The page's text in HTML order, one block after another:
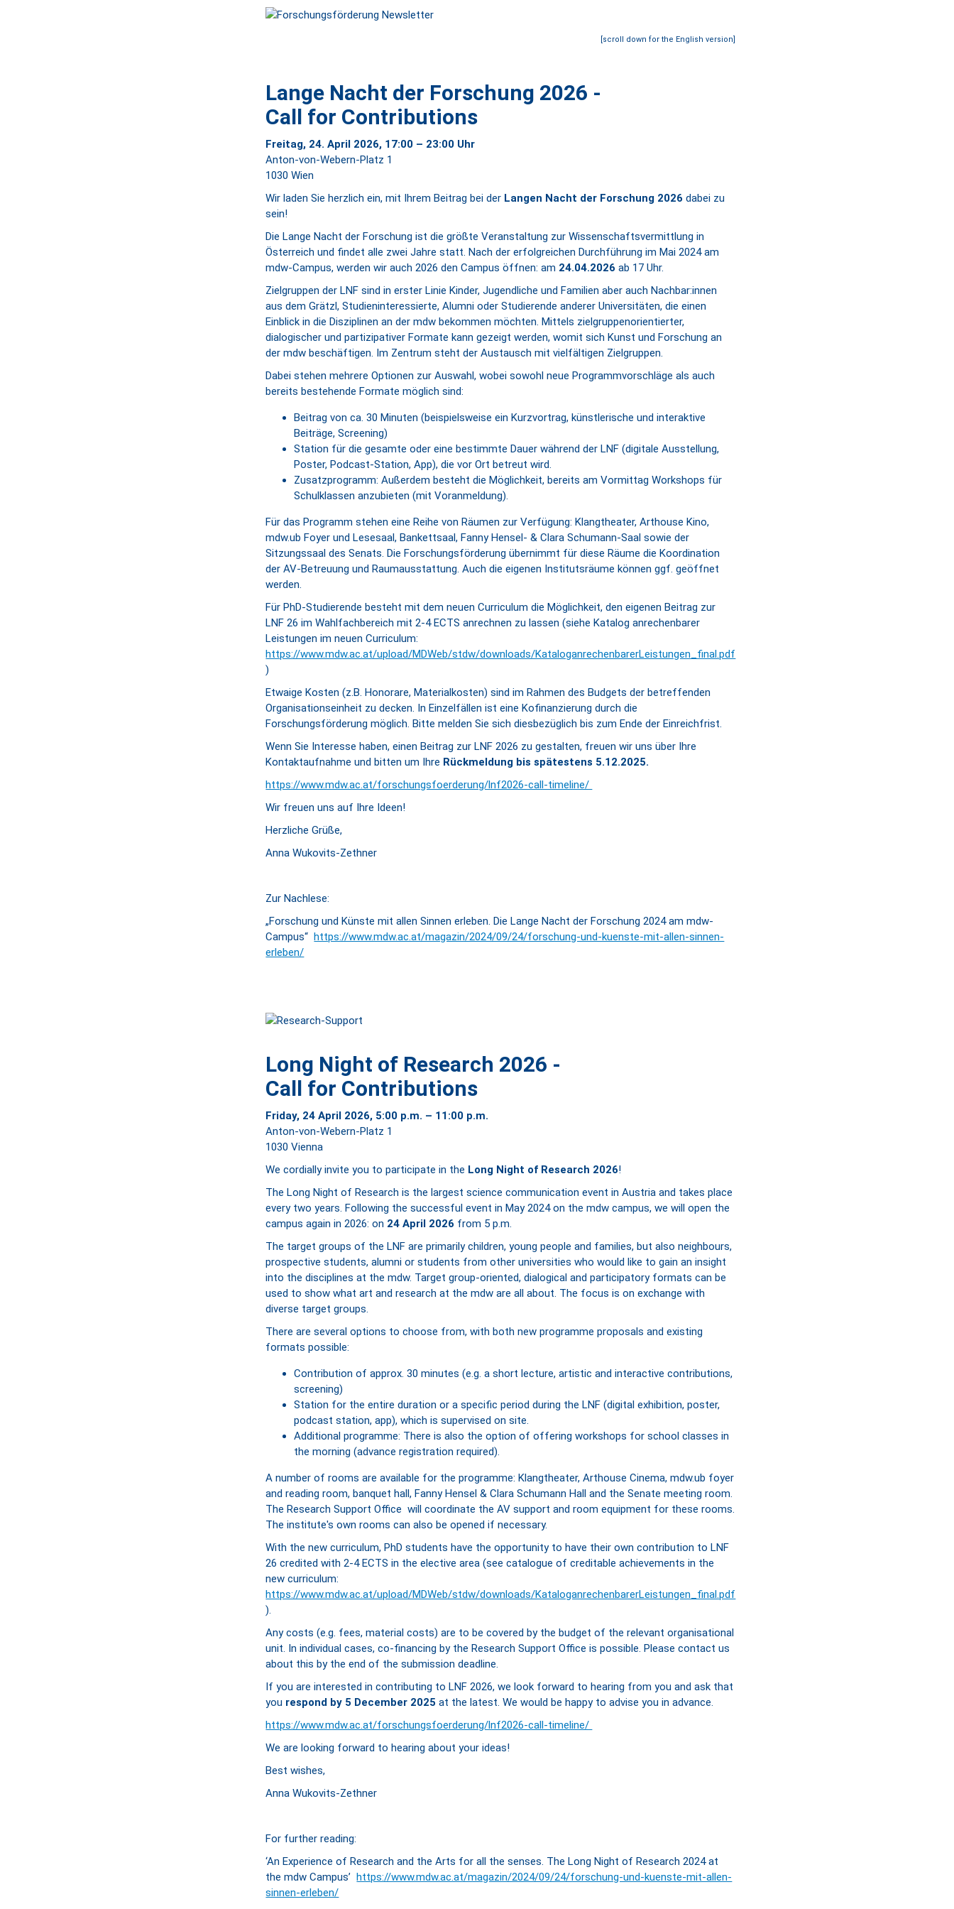
[scroll down for the English version]
Lange Nacht der Forschung 2026 -
Call for Contributions
Freitag, 24. April 2026, 17:00 – 23:00 Uhr
Anton-von-Webern-Platz 1
1030 Wien
Wir laden Sie herzlich ein, mit Ihrem Beitrag bei der Langen Nacht der Forschung 2026dabei zu
sein!
Die Lange Nacht der Forschung ist die größte Veranstaltung zur Wissenschaftsvermittlung in
Österreich und findet alle zwei Jahre statt. Nach der erfolgreichen Durchführung im Mai 2024 am
mdw-Campus, werden wir auch 2026 den Campus öffnen: am 24.04.2026 ab 17 Uhr.
Zielgruppen der LNF sind in erster Linie Kinder, Jugendliche und Familien aber auch Nachbar:innen
aus dem Grätzl, Studieninteressierte, Alumni oder Studierende anderer Universitäten, die einen
Einblick in die Disziplinen an der mdw bekommen möchten. Mittels zielgruppenorientierter,
dialogischer und partizipativer Formate kann gezeigt werden, womit sich Kunst und Forschung an
der mdw beschäftigen. Im Zentrum steht der Austausch mit vielfältigen Zielgruppen.
Dabei stehen mehrere Optionen zur Auswahl, wobei sowohl neue Programmvorschläge als auch
bereits bestehende Formate möglich sind:
Beitrag von ca. 30 Minuten (beispielsweise ein Kurzvortrag, künstlerische und interaktive
Beiträge, Screening)
Station für die gesamte oder eine bestimmte Dauer während der LNF (digitale Ausstellung,
Poster, Podcast-Station, App), die vor Ort betreut wird.
Zusatzprogramm: Außerdem besteht die Möglichkeit, bereits am Vormittag Workshops für
Schulklassen anzubieten (mit Voranmeldung).
Für das Programm stehen eine Reihe von Räumen zur Verfügung: Klangtheater, Arthouse Kino,
mdw.ub Foyer und Lesesaal, Bankettsaal, Fanny Hensel- & Clara Schumann-Saal sowie der
Sitzungssaal des Senats. Die Forschungsförderung übernimmt für diese Räume die Koordination
der AV-Betreuung und Raumausstattung. Auch die eigenen Institutsräume können ggf. geöffnet
werden.
Für PhD-Studierende besteht mit dem neuen Curriculum die Möglichkeit, den eigenen Beitrag zur
LNF 26 im Wahlfachbereich mit 2-4 ECTS anrechnen zu lassen (siehe Katalog anrechenbarer
Leistungen im neuen Curriculum:
https://www.mdw.ac.at/upload/MDWeb/stdw/downloads/KataloganrechenbarerLeistungen_final.pdf
)
Etwaige Kosten (z.B. Honorare, Materialkosten) sind im Rahmen des Budgets der betreffenden
Organisationseinheit zu decken. In Einzelfällen ist eine Kofinanzierung durch die
Forschungsförderung möglich. Bitte melden Sie sich diesbezüglich bis zum Ende der Einreichfrist.
Wenn Sie Interesse haben, einen Beitrag zur LNF 2026 zu gestalten, freuen wir uns über Ihre
Kontaktaufnahme und bitten um Ihre Rückmeldung bis spätestens 5.12.2025.
https://www.mdw.ac.at/forschungsfoerderung/lnf2026-call-timeline/
Wir freuen uns auf Ihre Ideen!
Herzliche Grüße,
Anna Wukovits-Zethner
Zur Nachlese:
„Forschung und Künste mit allen Sinnen erleben. Die Lange Nacht der Forschung 2024 am mdw-
Campus“https://www.mdw.ac.at/magazin/2024/09/24/forschung-und-kuenste-mit-allen-sinnen-
erleben/
Long Night of Research 2026 -
Call for Contributions
Friday, 24 April 2026, 5:00 p.m. – 11:00 p.m.
Anton-von-Webern-Platz 1
1030 Vienna
We cordially invite you to participate in the Long Night of Research 2026!
The Long Night of Research is the largest science communication event in Austria and takes place
every two years. Following the successful event in May 2024 on the mdw campus, we will open the
campus again in 2026: on 24 April 2026 from 5 p.m.
The target groups of the LNF are primarily children, young people and families, but also neighbours,
prospective students, alumni or students from other universities who would like to gain an insight
into the disciplines at the mdw. Target group-oriented, dialogical and participatory formats can be
used to show what art and research at the mdw are all about. The focus is on exchange with
diverse target groups.
There are several options to choose from, with both new programme proposals and existing
formats possible:
Contribution of approx. 30 minutes (e.g. a short lecture, artistic and interactive contributions,
screening)
Station for the entire duration or a specific period during the LNF (digital exhibition, poster,
podcast station, app), which is supervised on site.
Additional programme: There is also the option of offering workshops for school classes in
the morning (advance registration required).
A number of rooms are available for the programme: Klangtheater, Arthouse Cinema, mdw.ub foyer
and reading room, banquet hall, Fanny Hensel & Clara Schumann Hall and the Senate meeting room.
The Research Support Office will coordinate the AV support and room equipment for these rooms.
The institute's own rooms can also be opened if necessary.
With the new curriculum, PhD students have the opportunity to have their own contribution to LNF
26 credited with 2-4 ECTS in the elective area (see catalogue of creditable achievements in the
new curriculum:
https://www.mdw.ac.at/upload/MDWeb/stdw/downloads/KataloganrechenbarerLeistungen_final.pdf
).
Any costs (e.g. fees, material costs) are to be covered by the budget of the relevant organisational
unit. In individual cases, co-financing by the Research Support Office is possible. Please contact us
about this by the end of the submission deadline.
If you are interested in contributing to LNF 2026, we look forward to hearing from you and ask that
you respond by 5 December 2025 at the latest. We would be happy to advise you in advance.
https://www.mdw.ac.at/forschungsfoerderung/lnf2026-call-timeline/
We are looking forward to hearing about your ideas!
Best wishes,
Anna Wukovits-Zethner
For further reading:
‘An Experience of Research and the Arts for all the senses. The Long Night of Research 2024 at
the mdw Campus’https://www.mdw.ac.at/magazin/2024/09/24/forschung-und-kuenste-mit-allen-
sinnen-erleben/